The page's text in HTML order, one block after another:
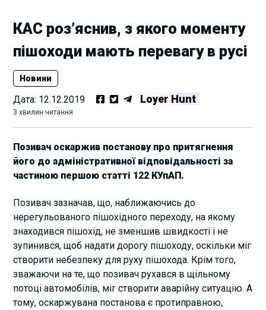
КАС роз’яснив, з якого моменту
пішоходи мають перевагу в русі
Новини
Дата: 12.12.2019 Loyer Hunt
3 хвилин читання
Позивач оскаржив постанову про притягнення
його до адміністративної відповідальності за
частиною першою статті 122 КУпАП.
Позивач зазначав, що, наближаючись до
нерегульованого пішохідного переходу, на якому
знаходився пішохід, не зменшив швидкості і не
зупинився, щоб надати дорогу пішоходу, оскільки міг
створити небезпеку для руху пішохода. Крім того,
зважаючи на те, що позивач рухався в щільному
потоці автомобілів, міг створити аварійну ситуацію. А
тому, оскаржувана постанова є протиправною,